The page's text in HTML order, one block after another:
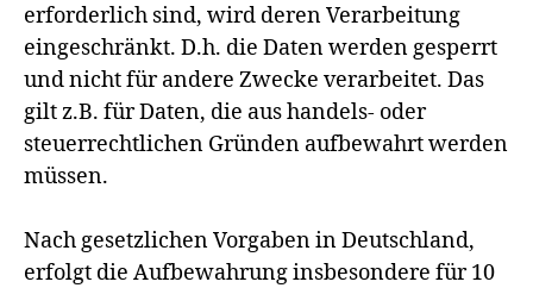
erforderlich sind, wird deren Verarbeitung
eingeschränkt. D.h. die Daten werden gesperrt
und nicht für andere Zwecke verarbeitet. Das
gilt z.B. für Daten, die aus handels- oder
steuerrechtlichen Gründen aufbewahrt werden
müssen.
Nach gesetzlichen Vorgaben in Deutschland,
erfolgt die Aufbewahrung insbesondere für 10